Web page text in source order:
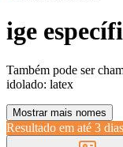
ige
Também pode ser
idolado: latex
Mostrar mais nomes
Resultado em até 3